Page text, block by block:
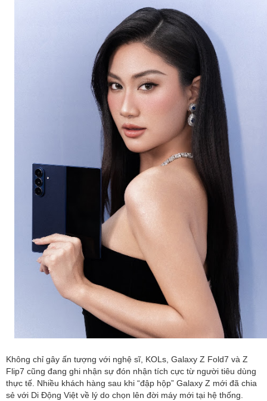
Không chỉ gây ấn tượng với nghệ sĩ, KOLs, Galaxy Z Fold7 và Z
Flip7 cũng đang ghi nhận sự đón nhận tích cực từ người tiêu dùng
thực tế. Nhiều khách hàng sau khi “đập hộp” Galaxy Z mới đã chia
sẻ với Di Động Việt về lý do chọn lên đời máy mới tại hệ thống.